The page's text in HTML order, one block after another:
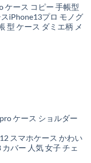
ケース コピー 手帳型
iPhone13プロ モノグ
型 ケース ダミエ柄 メ
ケース ショルダー
スマホケース かわい
バー 人気 女子 チェ